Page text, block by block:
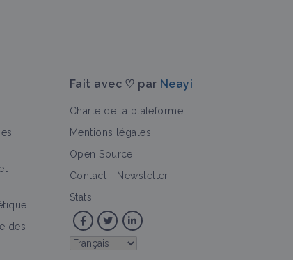
des
Fait avec ♡ par Neayi
Charte de la plateforme
Mentions légales
Open Source
Contact - Newsletter
Stats